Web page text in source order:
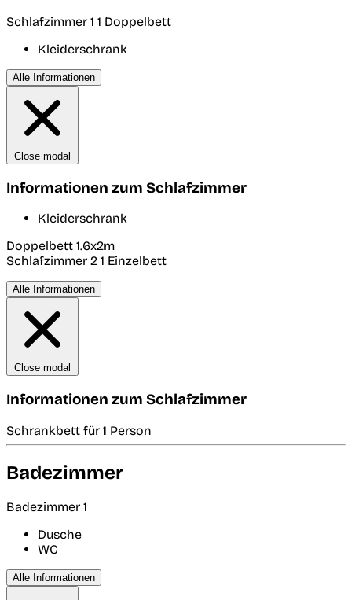
Schlafzimmer 1 1 Doppelbett
Kleiderschrank
Alle Informationen
Close modal
Informationen zum Schlafzimmer
Kleiderschrank
Doppelbett 1.6x2m
Schlafzimmer 2 1 Einzelbett
Alle Informationen
Close modal
Informationen zum Schlafzimmer
Schrankbett für 1 Person
Badezimmer
Badezimmer 1
Dusche
WC
Alle Informationen